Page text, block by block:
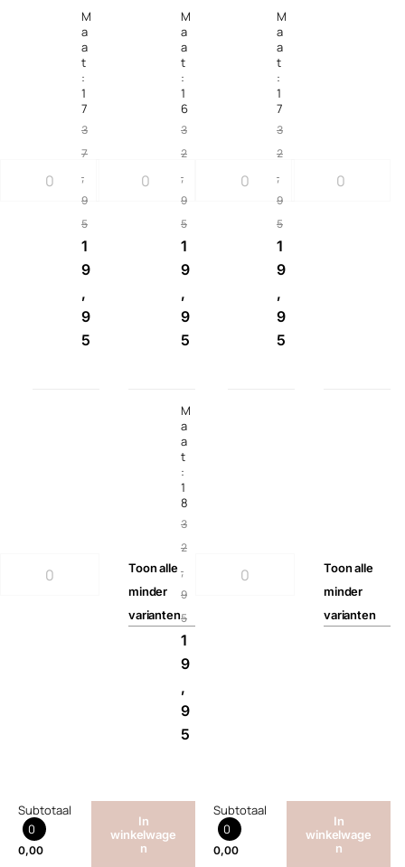
M
a
a
t
:
1
7
3
7
,
9
5
1
9
,
9
5
Toonalle
minder
varianten
Subtotaal
0
0,00
In
winkelwage
n
M
a
a
t
:
1
6
3
2
,
9
5
1
9
,
9
5
M
a
a
t
:
1
7
3
2
,
9
5
1
9
,
9
5
M
a
a
t
:
1
8
3
2
,
9
5
1
9
,
9
5
Toonalle
minder
varianten
Subtotaal
0
0,00
In
winkelwage
n